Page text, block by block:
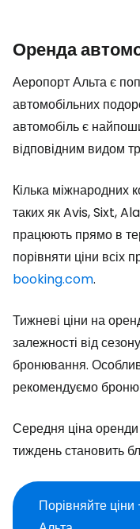
Оренда
Аеропорт Альта є
автомобільних
автомобіль є
відповідним видом
Кілька міжнародних
таких як Avis, Sixt,
працюють прямо в
порівняти ціни всіх
booking.com.
Тижневі ціни на
залежності від
бронювання.
рекомендуємо
Середня ціна
тиждень становить
Порівняйте